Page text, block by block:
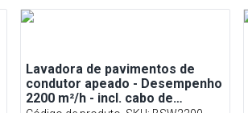
Lavadora de pavimentos de
condutor apeado - Desempenho
2200 m²/h - incl. cabo de